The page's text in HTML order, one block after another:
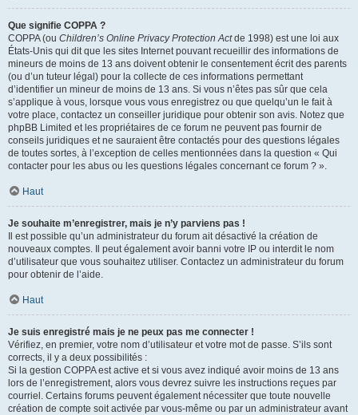
Que signifie COPPA ?
COPPA (ou Children’s Online Privacy Protection Actde 1998) est une loi aux
États-Unis qui dit que les sites Internet pouvant recueillir des informations de
mineurs de moins de 13 ans doivent obtenir le consentement écrit des parents
(ou d’un tuteur légal) pour la collecte de ces informations permettant
d’identifier un mineur de moins de 13 ans. Si vous n’êtes pas sûr que cela
s’applique à vous, lorsque vous vous enregistrez ou que quelqu’un le fait à
votre place, contactez un conseiller juridique pour obtenir son avis. Notez que
phpBB Limited et les propriétaires de ce forum ne peuvent pas fournir de
conseils juridiques et ne sauraient être contactés pour des questions légales
de toutes sortes, à l’exception de celles mentionnées dans la question « Qui
contacter pour les abus ou les questions légales concernant ce forum ? ».
Haut
Je souhaite m’enregistrer, mais je n’y parviens pas !
Il est possible qu’un administrateur du forum ait désactivé la création de
nouveaux comptes. Il peut également avoir banni votre IP ou interdit le nom
d’utilisateur que vous souhaitez utiliser. Contactez un administrateur du forum
pour obtenir de l’aide.
Haut
Je suis enregistré mais je ne peux pas me connecter !
Vérifiez, en premier, votre nom d’utilisateur et votre mot de passe. S’ils sont
corrects, il y a deux possibilités :
Si la gestion COPPA est active et si vous avez indiqué avoir moins de 13 ans
lors de l’enregistrement, alors vous devrez suivre les instructions reçues par
courriel. Certains forums peuvent également nécessiter que toute nouvelle
création de compte soit activée par vous-même ou par un administrateur avant